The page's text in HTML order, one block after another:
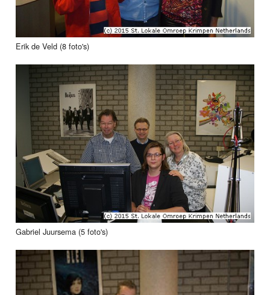
Erik de Veld (8 foto's)
Gabriel Juursema (5 foto's)